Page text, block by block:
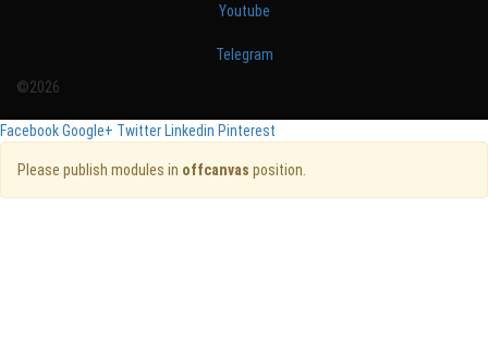
Youtube
Telegram
©2026
FacebookGoogle+ Twitter Linkedin Pinterest
Please publish modules in offcanvas position.